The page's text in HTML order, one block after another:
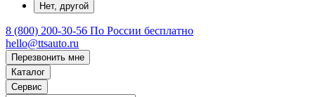
Нет, другой
8 (800) 200-30-56 По России бесплатно
hello@ttsauto.ru
Перезвонить мне
Каталог
Сервис